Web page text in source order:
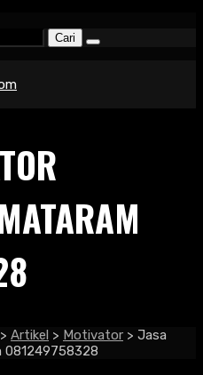
> Artikel > Motivator > Jasa
081249758328